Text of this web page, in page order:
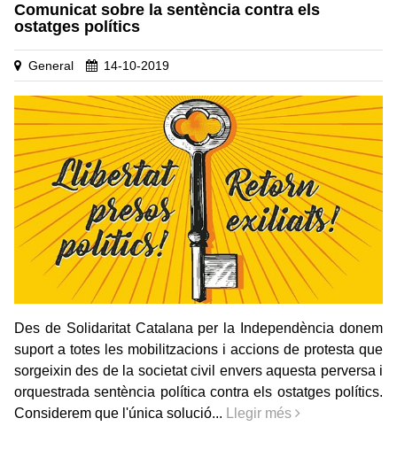
Comunicat sobre la sentència contra els
ostatges polítics
General 14-10-2019
Des de Solidaritat Catalana per la Independència donem
suport a totes les mobilitzacions i accions de protesta que
sorgeixin des de la societat civil envers aquesta perversa i
orquestrada sentència política contra els ostatges polítics.
Considerem que l'única solució...
Llegir més